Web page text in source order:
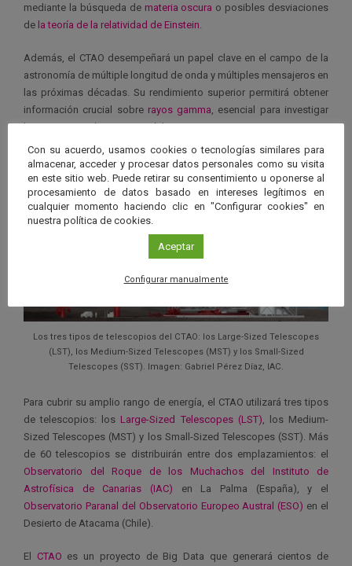
mediante la búsqueda de materia oscura o posibles desviaciones
de la teoría de la relatividad de Einstein.
Además, el CTAO desempeñará un papel clave en el campo de la
astronomía de múltiple longitud de onda y múltiples mensajeros en
las próximas décadas. Su rendimiento superior permitirá obtener
información crucial sobre rayos gamma, esencial para investigar
los entornos más extremos del universo.
Los tres tipos de telescopios del CTAO: los Large-Sized Telescopes
(LST), los Medium-Sized Telescopes (MST) y los Small-Sized
Telescopes (SST). Imagen: Gabriel Pérez Díaz, IAC.
Para cubrir su amplio rango de energía, el CTAO utilizará tres tipos
de telescopios: los Large-Sized Telescopes (LST) , los Medium-
Sized Telescopes (MST) y los Small-Sized Telescopes (SST). Más
de 60 telescopios se distribuirán entre dos emplazamientos: el
Observatorio del Roque de los Muchachos del Instituto de
Astrofísica de Canarias (IAC) en La Palma (España), y el
Observatorio Paranal del Observatorio Europeo Austral (ESO) en el
Desierto de Atacama (Chile).
El CTAO es un proyecto de Big Data que generará cientos de
Con su acuerdo, usamos cookies o tecnologías similares para
almacenar, acceder y procesar datos personales como su visita
en este sitio web. Puede retirar su consentimiento u oponerse al
procesamiento de datos basado en intereses legítimos en
cualquier momento haciendo clic en "Configurar cookies" en
nuestra política de cookies.
Aceptar
Configurar manualmente